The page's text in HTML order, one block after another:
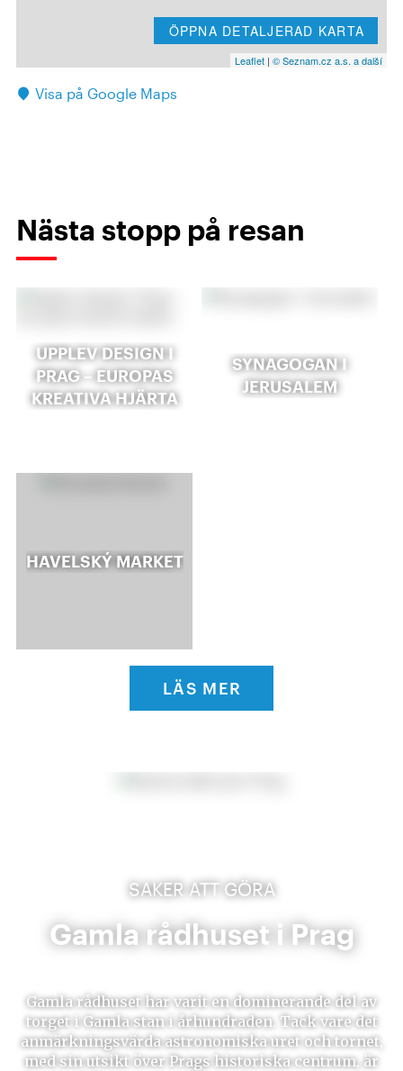
ÖPPNA DETALJERAD KARTA
Leaflet | © Seznam.cz a.s. a další
Visa på Google Maps
Nästa stopp på resan
UPPLEV DESIGN I
PRAG – EUROPAS
KREATIVA HJÄRTA
SYNAGOGAN I
JERUSALEM
HAVELSKÝ MARKET
LÄS MER
SAKER ATT GÖRA
Gamla rådhuset i Prag
Gamla rådhuset har varit en dominerande del av
torget i Gamla stan i århundraden. Tack vare det
anmärkningsvärda astronomiska uret och tornet,
med sin utsikt över Prags historiska centrum, är